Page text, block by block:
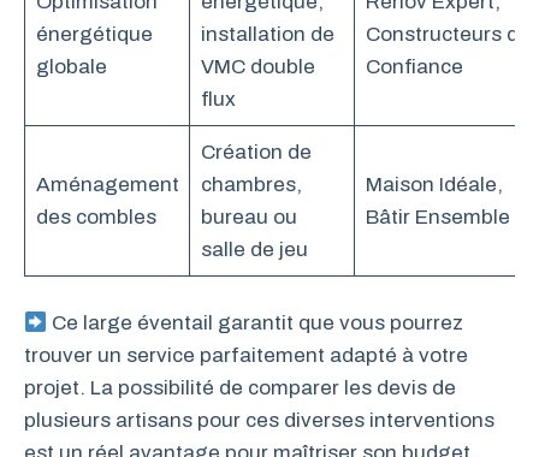
énergétique
globale
installation de
VMC double
flux
Constructeurs de
Confiance
Aménagement
des combles
Création de
chambres,
bureau ou
salle de jeu
Maison Idéale,
Bâtir Ensemble
Ce large éventail garantit que vous pourrez
trouver un service parfaitement adapté à votre
projet. La possibilité de comparer les devis de
plusieurs artisans pour ces diverses interventions